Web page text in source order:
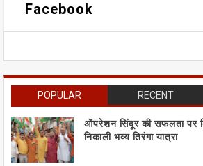
Facebook
POPULAR RECENT
ऑपरेशन सिंदूर की सफलता पर
निकाली भव्य तिरंगा यात्रा